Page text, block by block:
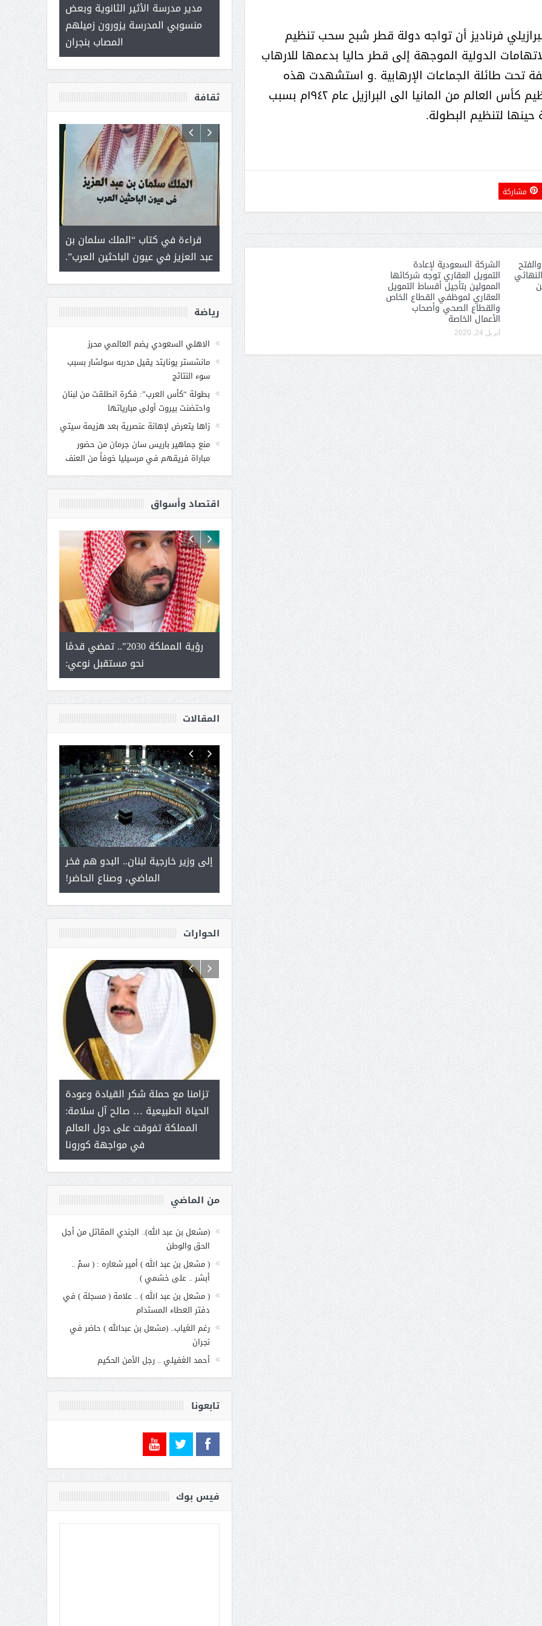
فرناديز أن تواجه دولة قطر شبح سحب تنظيم
على خلفية الاتهامات الدولية الموجهة إلى قطر حاليا بدعمها للارهاب
تحت طائلة الجماعات الإرهابية .و استشهدت هذه
المصادر في توقعاتها على سابقة سحب تنظيم كأس العالم من المانيا الى البرازيل عام ١٩٤٢م بسبب
حينها لتنظيم البطولة.
مشاركة
الشركة السعودية لإعادة
التمويل العقاري توجه شركائها
الممولين بتأجيل أقساط التمويل
العقاري لموظفي القطاع الخاص
والقطاع الصحي وأصحاب
الأعمال الخاصة
أبريل 24, 2020
( محمد
مدير مدرسة الأثير الثانوية وبعض
منسوبي المدرسة يزورون زميلهم
المصاب بنجران
الأميرة (نجود بنت هذلول ) .. ميراث
العطاء
ثقافة
قراءة في كتاب “الملك سلمان بن
عبد العزيز في عيون الباحثين العرب”.
أ.د. فهد المغلوث ) .. رجل لايعرف
المستحيل ويعشق التحديات
مسابقة المشيقح تعلن فرسان
النسخة الخامسة
رياضة
الاهلي السعودي يضم العالمي محرز
مانشستر يونايتد يقيل مدربه سولشار بسبب
سوء النتائج
بطولة “كأس العرب”: فكرة انطلقت من لبنان
واحتضنت بيروت أولى مبارياتها
زاها يتعرض لإهانة عنصرية بعد هزيمة سيتي
منع جماهير باريس سان جرمان من حضور
مباراة فريقهم في مرسيليا خوفاً من العنف
اقتصاد وأسواق
الشيخ
يحصل على
رؤية المملكة 2030".. تمضي قدمًا
نحو مستقبل نوعي:
المؤشرات الجغرافية للتمور ورشة
عمل ينظمها موسم عنيزة
الشيخ صالح بن حسين آل سلامة
يحصل على الدكتوراة في الإدارة من
أكاديمية(جيت) البريطانية
المقالات
سلمان بن
إلى وزير خارجية لبنان.. البدو هم فخر
الماضي، وصناع الحاضر!
( مشعل بن عبد الله ) .. أمير يحمل
جينات الوطن ويتغذى من عشق
القيادة
حوار يحمل جينات الوطن مع الأمير
مشعل بن عبد الله بن عبد العزيز
الحوارات
للإبداع
مع الأمين
بنت
تزامنا مع حملة شكر القيادة وعودة
الحياة الطبيعية … صالح آل سلامة:
المملكة تفوقت على دول العالم
في مواجهة كورونا
رئيس غرفة نجران محيميد آل شرمه:
الانتخابات لن تؤثر على برامج
المجلس والشفافية هي أساس
عملنا
عضو مجلس الشارقة الرياضي
والمدير السابق للأكاديمية الأولمبية
في الامارات د . عبد الملك جاني :
منتدى ( اكتشاف المواهب
الاجتماعية ) فرصة للتوأمة بين
الرياضة والعمل الاجتماعي
من الماضي
(مشعل بن عبد الله).. الجندي المقاتل من أجل
الحق والوطن
( مشعل بن عبد الله ) أمير شعاره : ( سمْ ..
أبشر .. على خشمي )
( مشعل بن عبد الله ) .. علامة ( مسجلة ) في
دفتر العطاء المستدام
رغم الغياب.. (مشعل بن عبدالله ) حاضر في
نجران
أحمد الغفيلي .. رجل الأمن الحكيم
تابعونا
فيس بوك